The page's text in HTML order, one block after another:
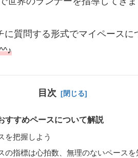
質問する形式でマイペースに
目次
すすめペースについて解説
を把握しよう
の指標は心拍数、無理のないペースを